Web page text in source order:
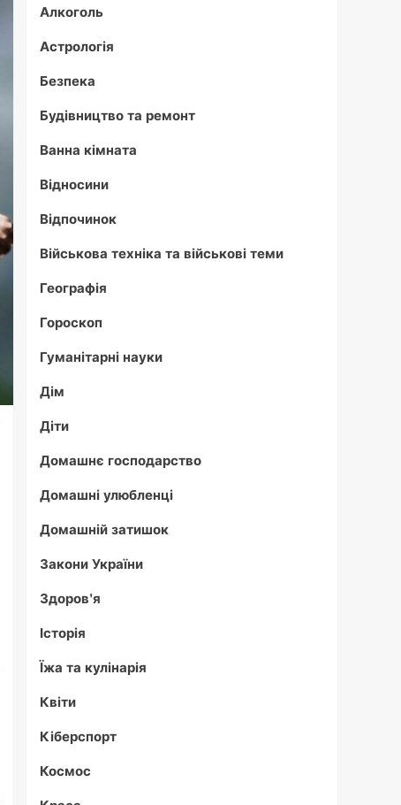
Алкоголь
Астрологія
Безпека
Будівництво та ремонт
Ванна кімната
Відносини
Відпочинок
Військова техніка та військові теми
Географія
Гороскоп
Гуманітарні науки
Дім
Діти
Домашнє господарство
Домашні улюбленці
Домашній затишок
Закони України
Здоров'я
Історія
Їжа та кулінарія
Квіти
Кіберспорт
Космос